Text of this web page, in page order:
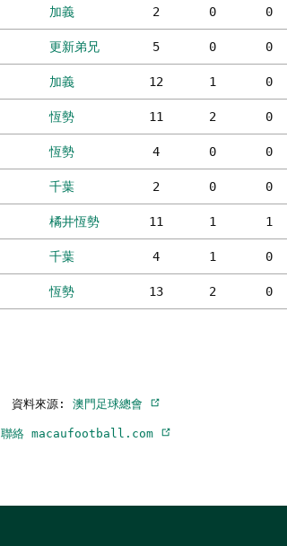
加義 2 0 0
更新弟兄 5 0 0
加義 12 1 0
恆勢 11 2 0
恆勢 4 0 0
千葉 2 0 0
橘井恆勢 11 1 1
千葉 4 1 0
恆勢 13 2 0
資料來源: 澳門足球總會
聯絡 macaufootball.com